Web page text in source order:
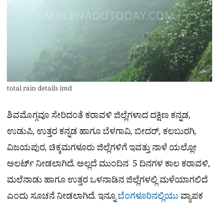
total rain details imd
ಶಿವಮೊಗ್ಗವೂ ಸೇರಿದಂತೆ ಕರಾವಳಿ ಜಿಲ್ಲೆಗಳಾದ ದಕ್ಷಿಣ ಕನ್ನಡ,
ಉಡುಪಿ, ಉತ್ತರ ಕನ್ನಡ ಹಾಗೂ ಬೆಳಗಾವಿ, ಬೀದರ್‌, ಕಲಬುರಗಿ,
ವಿಜಯಪುರ, ಚಿಕ್ಕಮಗಳೂರು ಜಿಲ್ಲೆಗಳಿಗೆ ಇವತ್ತು ನಾಳೆ ಯಲ್ಲೋ
ಅಲರ್ಟ್ ನೀಡಲಾಗಿದೆ. ಅಲ್ಲದೆ ಮುಂದಿನ 5 ದಿನಗಳ ಕಾಲ ಕರಾವಳಿ,
ಮಲೆನಾಡು ಹಾಗೂ ಉತ್ತರ ಒಳನಾಡಿನ ಜಿಲ್ಲೆಗಳಲ್ಲಿ ಮಳೆಯಾಗಲಿದೆ
ಎಂದು ಸೂಚನೆ ನೀಡಲಾಗಿದೆ. ಇನ್ನೂಬೆಂಗಳೂರಿನಲ್ಲಿಯು ವ್ಯಾಪಕ